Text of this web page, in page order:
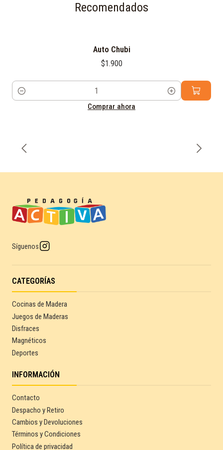
Recomendados
Auto Chubi
$1.900
Cantidad
Comprar ahora
Síguenos
CATEGORÍAS
Cocinas de Madera
Juegos de Maderas
Disfraces
Magnéticos
Deportes
INFORMACIÓN
Contacto
Despacho y Retiro
Cambios y Devoluciones
Términos y Condiciones
Política de privacidad